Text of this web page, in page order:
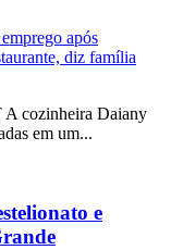
cozinheira Daiany
em um...
e